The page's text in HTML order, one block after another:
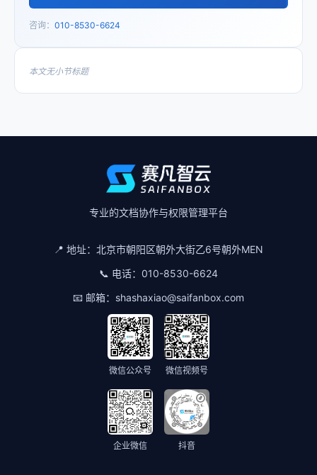
咨询： 010-8530-6624
本文无小节标题
专业的文档协作与权限管理平台
📍 地址： 北京市朝阳区朝外大街乙6号朝外MEN
📞 电话： 010-8530-6624
📧 邮箱： shashaxiao@saifanbox.com
微信公众号 微信视频号
企业微信 抖音